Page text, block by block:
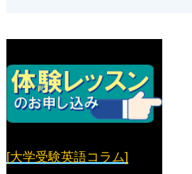
[大学受験英語コラム]